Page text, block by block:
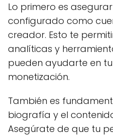
Lo primero es
configurado como
creador. Esto te
analíticas y
pueden ayudarte en
monetización.
También es
biografía y el
Asegúrate de que tu